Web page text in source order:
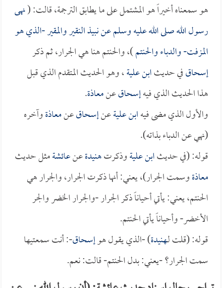
هو سمعناه أخيراً هو المشتمل على ما يطابق الترجمة، قالت: (نهى
رسول الله صلى الله عليه وسلم عن نبيذ النقير والمقير -الذي هو
المزفت- والدباء والحنتم)، والحنتم هنا هي الجرار، ثم ذكر
إسحاقفي حديثابن علية، وهو الحديث المتقدم الذي قبل
هذا الحديث الذي فيهإسحاقعنمعاذة.
والأول الذي مضى فيهابن عليةعنإسحاقعنمعاذةوآخره
(نهي عن الدباء بذاته).
قوله: (في حديثابن عليةوذكرتهنيدةعنعائشةمثل حديث
معاذةوسمت الجرار)، يعني: أنها ذكرت الجرار، والجرار هي
الحنتم، يعني: يأتي أحياناً ذكر الجرار -والجرار الخضر والجر
الأخضر- وأحياناً يأتي الحنتم.
قوله: (قلت لـهنيدة) -الذي يقول هوإسحاق-: أنت سمعتيها
سمت الجرار؟ -يعني: بدل الحنتم- قالت: نعم.